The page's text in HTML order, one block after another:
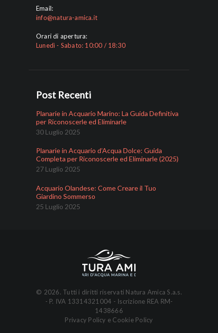
Email:
info@natura-amica.it
Orari di apertura:
Lunedì - Sabato: 10:00 / 18:30
Post Recenti
Planarie in Acquario Marino: La Guida Definitiva
per Riconoscerle ed Eliminarle
30 Luglio 2025
Planarie in Acquario d’Acqua Dolce: Guida
Completa per Riconoscerle ed Eliminarle (2025)
27 Luglio 2025
Acquario Olandese: Come Creare il Tuo
Giardino Sommerso
25 Luglio 2025
© 2026. Tutti i diritti riservati Natura Amica S.a.s.
- P. IVA 13314321004 - Iscrizione REA RM-
1438666
Privacy Policy e Cookie Policy